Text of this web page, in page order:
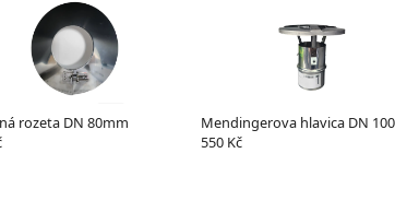
rozeta DN 80mm
Mendingerova hlavica DN
550 Kč